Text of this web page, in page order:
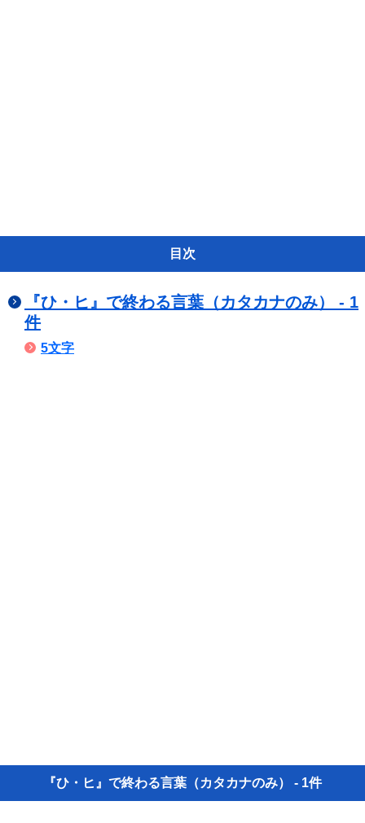
目次
『ひ・ヒ』で終わる言葉（カタカナのみ） - 1
件
5文字
『ひ・ヒ』で終わる言葉（カタカナのみ） - 1件